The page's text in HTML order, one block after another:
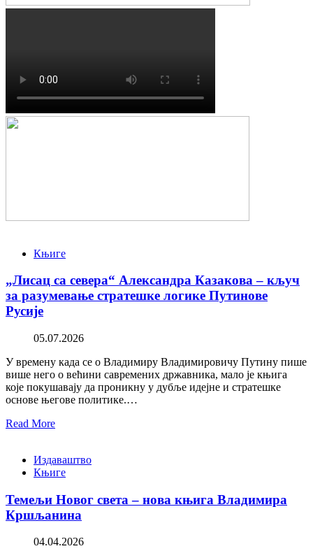
Књиге
„Лисац са севера“ Александра Казакова – кључ
за разумевање стратешке логике Путинове
Русије
05.07.2026
У времену када се о Владимиру Владимировичу Путину пише
више него о већини савремених државника, мало је књига
које покушавају да проникну у дубље идејне и стратешке
основе његове политике.…
Read More
Издаваштво
Књиге
Темељи Новог света – нова књига Владимира
Кршљанина
04.04.2026